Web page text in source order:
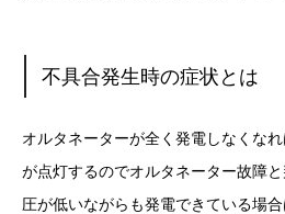
不具合発生時の症状とは
オルタネーターが全く発電しなくな
が点灯するのでオルタネーター故障
圧が低いながらも発電できている場